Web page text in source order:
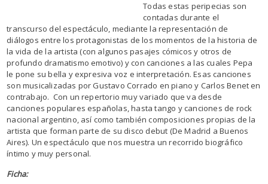
Todas estas peripecias son
contadas durante el
transcurso del espectáculo, mediante la representación de
diálogos entre los protagonistas de los momentos de la historia de
la vida de la artista (con algunos pasajes cómicos y otros de
profundo dramatismo emotivo) y con canciones a las cuales Pepa
le pone su bella y expresiva voz e interpretación. Esas canciones
son musicalizadas por Gustavo Corrado en piano y Carlos Benet en
contrabajo. Con un repertorio muy variado que va desde
canciones populares españolas, hasta tango y canciones de rock
nacional argentino, así como también composiciones propias de la
artista que forman parte de su disco debut (De Madrid a Buenos
Aires). Un espectáculo que nos muestra un recorrido biográfico
íntimo y muy personal.
Ficha: